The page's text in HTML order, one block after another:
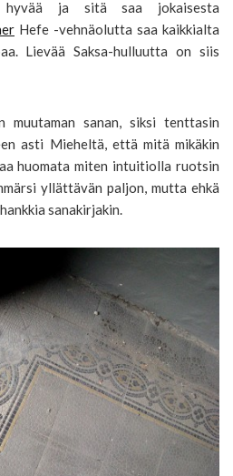
hyvää ja sitä saa jokaisesta
Hefe -vehnäolutta saa kaikkialta
Lievää Saksa-hulluutta on siis
muutaman sanan, siksi tenttasin
asti Mieheltä, että mitä mikäkin
huomata miten intuitiolla ruotsin
yllättävän paljon, mutta ehkä
sanakirjakin.